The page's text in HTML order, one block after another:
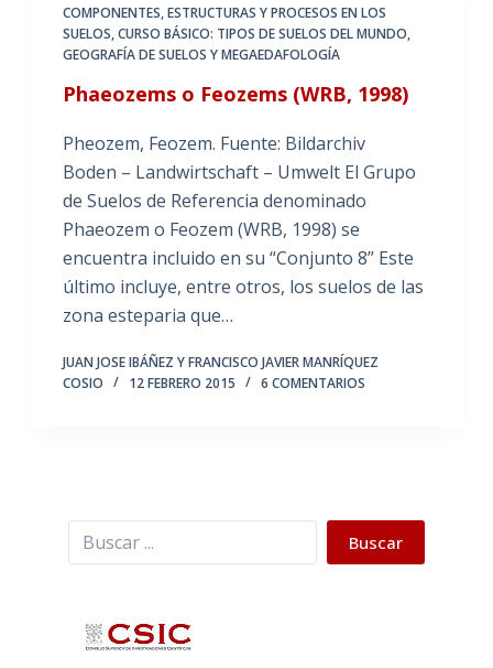
COMPONENTES, ESTRUCTURAS Y PROCESOS EN LOS
SUELOS,CURSO BÁSICO: TIPOS DE SUELOS DEL MUNDO,
GEOGRAFÍA DE SUELOS Y MEGAEDAFOLOGÍA
Phaeozems o Feozems (WRB, 1998)
Pheozem, Feozem. Fuente: Bildarchiv
Boden – Landwirtschaft – Umwelt El Grupo
de Suelos de Referencia denominado
Phaeozem o Feozem (WRB, 1998) se
encuentra incluido en su “Conjunto 8” Este
último incluye, entre otros, los suelos de las
zona esteparia que…
JUAN JOSE IBÁÑEZ Y FRANCISCO JAVIER MANRÍQUEZ
COSIO
12 FEBRERO 2015 6 COMENTARIOS
Buscar Buscar